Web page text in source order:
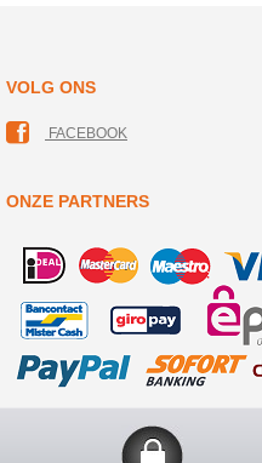
VOLG ONS
FACEBOOK
ONZE PARTNERS